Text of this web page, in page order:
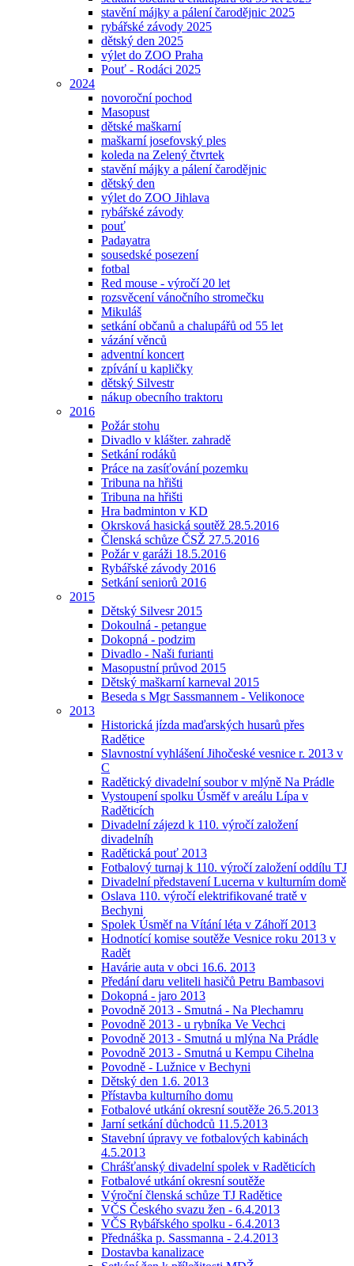
stavění májky a pálení čarodějnic 2025
rybářské závody 2025
dětský den 2025
výlet do ZOO Praha
Pouť - Rodáci 2025
2024
novoroční pochod
Masopust
dětské maškarní
maškarní josefovský ples
koleda na Zelený čtvrtek
stavění májky a pálení čarodějnic
dětský den
výlet do ZOO Jihlava
rybářské závody
pouť
Padayatra
sousedské posezení
fotbal
Red mouse - výročí 20 let
rozsvěcení vánočního stromečku
Mikuláš
setkání občanů a chalupářů od 55 let
vázání věnců
adventní koncert
zpívání u kapličky
dětský Silvestr
nákup obecního traktoru
2016
Požár stohu
Divadlo v klášter. zahradě
Setkání rodáků
Práce na zasíťování pozemku
Tribuna na hřišti
Tribuna na hřišti
Hra badminton v KD
Okrsková hasická soutěž 28.5.2016
Členská schůze ČSŽ 27.5.2016
Požár v garáži 18.5.2016
Rybářské závody 2016
Setkání seniorů 2016
2015
Dětský Silvesr 2015
Dokoulná - petangue
Dokopná - podzim
Divadlo - Naši furianti
Masopustní průvod 2015
Dětský maškarní karneval 2015
Beseda s Mgr Sassmannem - Velikonoce
2013
Historická jízda maďarských husarů přes
Radětice
Slavnostní vyhlášení Jihočeské vesnice r. 2013 v
C
Radětický divadelní soubor v mlýně Na Prádle
Vystoupení spolku Úsměf v areálu Lípa v
Raděticích
Divadelní zájezd k 110. výročí založení
divadelníh
Radětická pouť 2013
Fotbalový turnaj k 110. výročí založení oddílu TJ
Divadelní představení Lucerna v kulturním domě
Oslava 110. výročí elektrifikované tratě v
Bechyni
Spolek Úsměf na Vítání léta v Záhoří 2013
Hodnotící komise soutěže Vesnice roku 2013 v
Radět
Havárie auta v obci 16.6. 2013
Předání daru veliteli hasičů Petru Bambasovi
Dokopná - jaro 2013
Povodně 2013 - Smutná - Na Plechamru
Povodně 2013 - u rybníka Ve Vechci
Povodně 2013 - Smutná u mlýna Na Prádle
Povodně 2013 - Smutná u Kempu Cihelna
Povodně - Lužnice v Bechyni
Dětský den 1.6. 2013
Přístavba kulturního domu
Fotbalové utkání okresní soutěže 26.5.2013
Jarní setkání důchodců 11.5.2013
Stavební úpravy ve fotbalových kabinách
4.5.2013
Chrášťanský divadelní spolek v Raděticích
Fotbalové utkání okresní soutěže
Výroční členská schůze TJ Radětice
VČS Českého svazu žen - 6.4.2013
VČS Rybářského spolku - 6.4.2013
Přednáška p. Sassmanna - 2.4.2013
Dostavba kanalizace